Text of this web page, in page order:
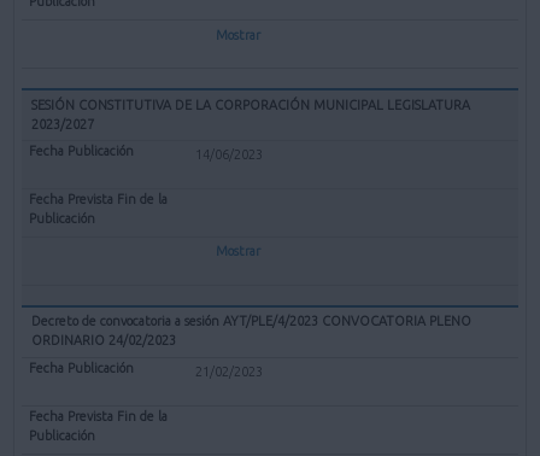
Mostrar
SESIÓN CONSTITUTIVA DE LA CORPORACIÓN MUNICIPAL LEGISLATURA
2023/2027
14/06/2023
Mostrar
Decreto de convocatoria a sesión AYT/PLE/4/2023 CONVOCATORIA PLENO
ORDINARIO 24/02/2023
21/02/2023